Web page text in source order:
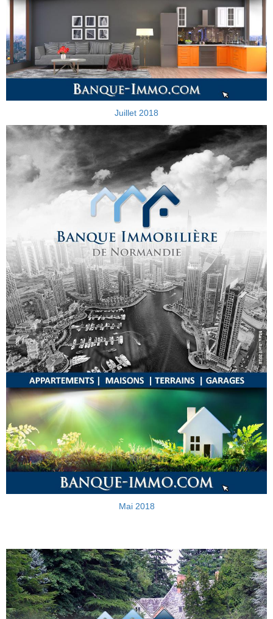
Juillet 2018
Mai 2018